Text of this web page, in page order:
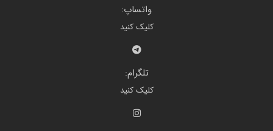
واتساپ:
کلیک کنید
تلگرام:
کلیک کنید